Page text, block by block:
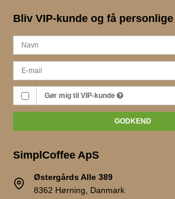
Bliv VIP-kunde og få
Gør mig til VIP-kunde
GODKEND
SimplCoffee ApS
Østergårds Alle 389
8362 Hørning, Danmark